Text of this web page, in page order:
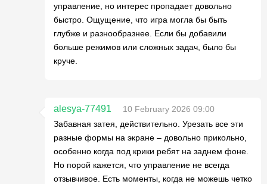
управление, но интерес пропадает довольно
быстро. Ощущение, что игра могла бы быть
глубже и разнообразнее. Если бы добавили
больше режимов или сложных задач, было бы
круче.
alesya-77491
10 February 2026 09:00
Забавная затея, действительно. Урезать все эти
разные формы на экране – довольно прикольно,
особенно когда под крики ребят на заднем фоне.
Но порой кажется, что управление не всегда
отзывчивое. Есть моменты, когда не можешь четко